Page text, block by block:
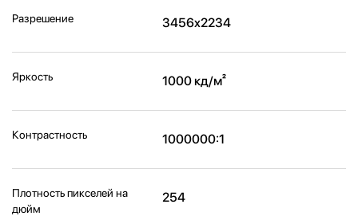
Разрешение 3456x2234
Яркость 1000 кд/м²
Контрастность 1000000:1
Плотность пикселей на
дюйм
254